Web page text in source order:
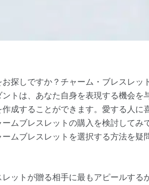
探しですか？チャーム・ブレスレッ
トは、あなた自身を表現する機会を
成することができます。愛する人に
ムブレスレットの購入を検討してみ
ムブレスレットを選択する方法を疑
ットが贈る相手に最もアピールする